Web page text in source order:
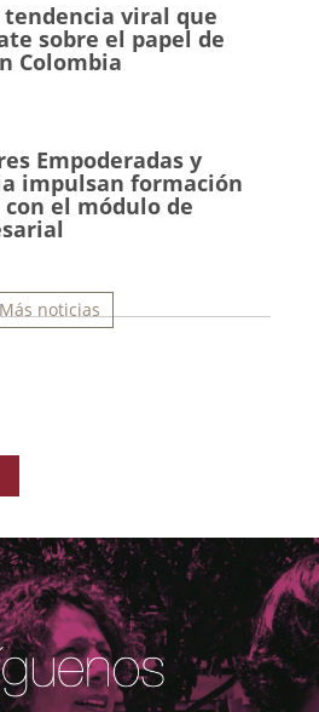
tendencia viral que
sobre el papel de
Colombia
Empoderadas y
impulsan formación
el módulo de
Más noticias